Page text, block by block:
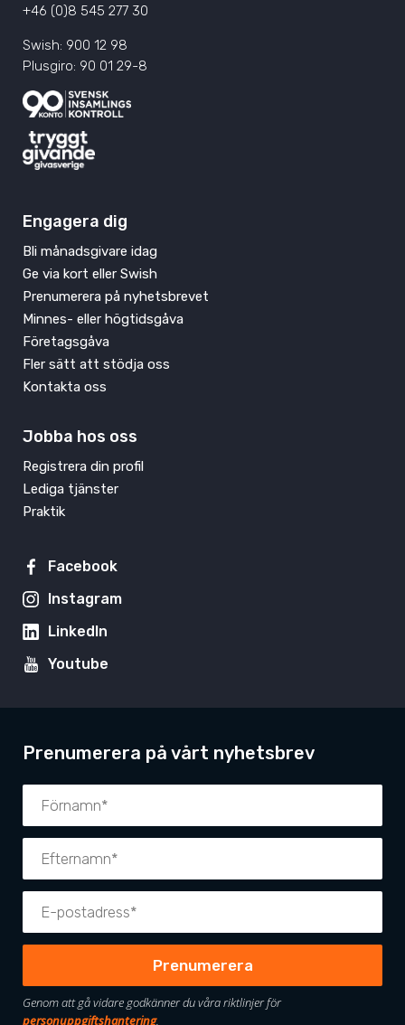
+46 (0)8 545 277 30
Swish: 900 12 98
Plusgiro: 90 01 29-8
Engagera dig
Bli månadsgivare idag
Ge via kort eller Swish
Prenumerera på nyhetsbrevet
Minnes- eller högtidsgåva
Företagsgåva
Fler sätt att stödja oss
Kontakta oss
Jobba hos oss
Registrera din profil
Lediga tjänster
Praktik
Facebook
Instagram
LinkedIn
Youtube
Prenumerera på vårt nyhetsbrev
Genom att gå vidare godkänner du våra riktlinjer för
personuppgiftshantering.